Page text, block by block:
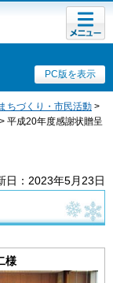
PC版を表示
メニュ
ー
まちづくり・市民活動 >
> 平成20年度感謝状贈呈
日：2023年5月23日
様